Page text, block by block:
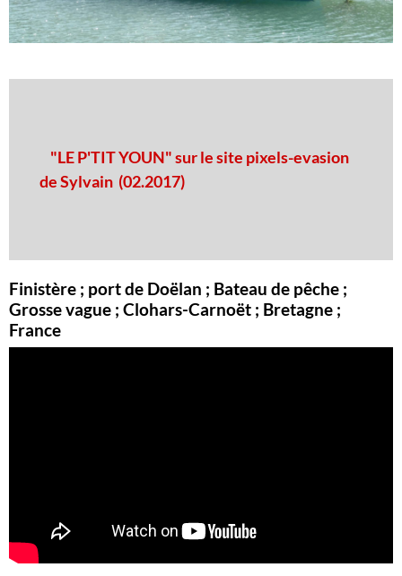
"LE P'TIT YOUN" sur le site pixels-evasion
de Sylvain (02.2017)
Finistère ; port de Doëlan ; Bateau de pêche ;
Grosse vague ; Clohars-Carnoët ; Bretagne ;
France